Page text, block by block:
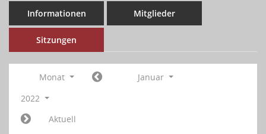
Informationen Mitglieder
Sitzungen
Monat
Januar
2022
Aktuell